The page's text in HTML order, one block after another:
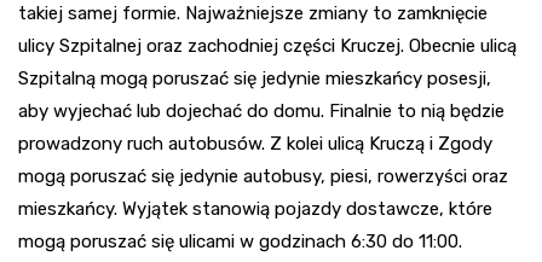
takiej samej formie. Najważniejsze zmiany to zamknięcie
ulicy Szpitalnej oraz zachodniej części Kruczej. Obecnie ulicą
Szpitalną mogą poruszać się jedynie mieszkańcy posesji,
aby wyjechać lub dojechać do domu. Finalnie to nią będzie
prowadzony ruch autobusów. Z kolei ulicą Kruczą i Zgody
mogą poruszać się jedynie autobusy, piesi, rowerzyści oraz
mieszkańcy. Wyjątek stanowią pojazdy dostawcze, które
mogą poruszać się ulicami w godzinach 6:30 do 11:00.